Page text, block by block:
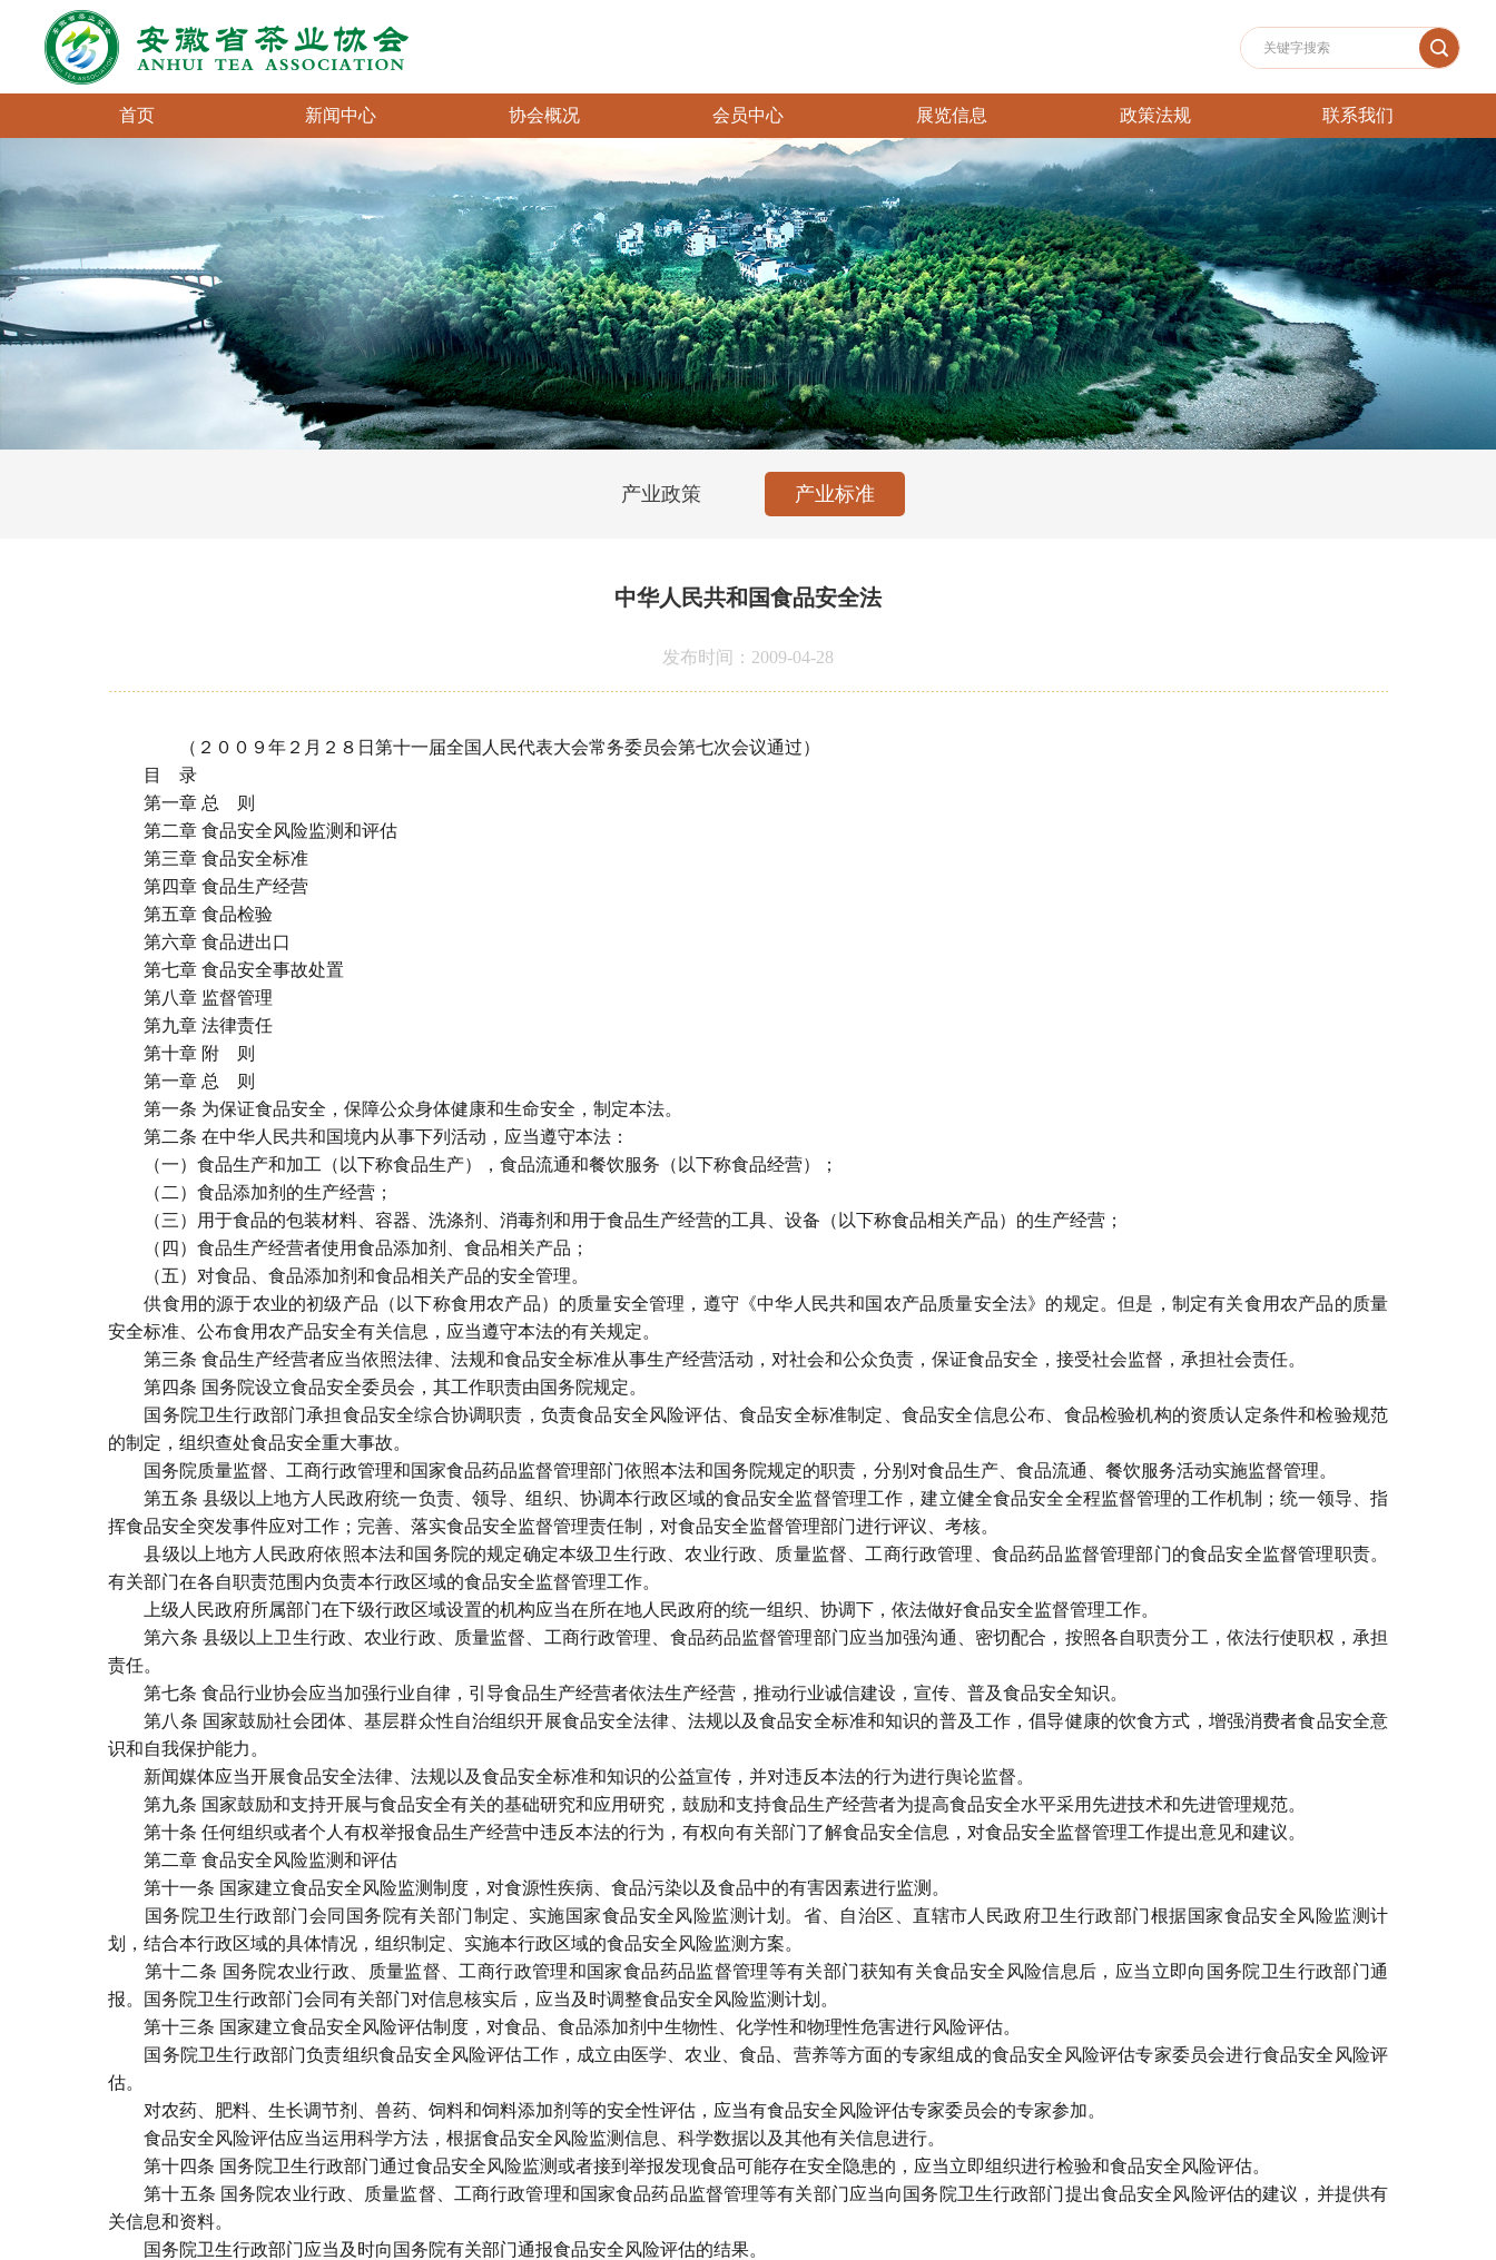
首页 新闻中心 协会概况 会员中心 展览信息 政策法规 联系我们
产业政策 产业标准
中华人民共和国食品安全法
发布时间：2009-04-28
（２００９年２月２８日第十一届全国人民代表大会常务委员会第七次会议通过）
目 录
第一章 总 则
第二章 食品安全风险监测和评估
第三章 食品安全标准
第四章 食品生产经营
第五章 食品检验
第六章 食品进出口
第七章 食品安全事故处置
第八章 监督管理
第九章 法律责任
第十章 附 则
第一章 总 则
第一条 为保证食品安全，保障公众身体健康和生命安全，制定本法。
第二条 在中华人民共和国境内从事下列活动，应当遵守本法：
（一）食品生产和加工（以下称食品生产），食品流通和餐饮服务（以下称食品经营）；
（二）食品添加剂的生产经营；
（三）用于食品的包装材料、容器、洗涤剂、消毒剂和用于食品生产经营的工具、设备（以下称食品相关产品）的生产经营；
（四）食品生产经营者使用食品添加剂、食品相关产品；
（五）对食品、食品添加剂和食品相关产品的安全管理。
供食用的源于农业的初级产品（以下称食用农产品）的质量安全管理，遵守《中华人民共和国农产品质量安全法》的规定。但是，制定有关食用农产品的质量
安全标准、公布食用农产品安全有关信息，应当遵守本法的有关规定。
第三条 食品生产经营者应当依照法律、法规和食品安全标准从事生产经营活动，对社会和公众负责，保证食品安全，接受社会监督，承担社会责任。
第四条 国务院设立食品安全委员会，其工作职责由国务院规定。
国务院卫生行政部门承担食品安全综合协调职责，负责食品安全风险评估、食品安全标准制定、食品安全信息公布、食品检验机构的资质认定条件和检验规范
的制定，组织查处食品安全重大事故。
国务院质量监督、工商行政管理和国家食品药品监督管理部门依照本法和国务院规定的职责，分别对食品生产、食品流通、餐饮服务活动实施监督管理。
第五条 县级以上地方人民政府统一负责、领导、组织、协调本行政区域的食品安全监督管理工作，建立健全食品安全全程监督管理的工作机制；统一领导、指
挥食品安全突发事件应对工作；完善、落实食品安全监督管理责任制，对食品安全监督管理部门进行评议、考核。
县级以上地方人民政府依照本法和国务院的规定确定本级卫生行政、农业行政、质量监督、工商行政管理、食品药品监督管理部门的食品安全监督管理职责。
有关部门在各自职责范围内负责本行政区域的食品安全监督管理工作。
上级人民政府所属部门在下级行政区域设置的机构应当在所在地人民政府的统一组织、协调下，依法做好食品安全监督管理工作。
第六条 县级以上卫生行政、农业行政、质量监督、工商行政管理、食品药品监督管理部门应当加强沟通、密切配合，按照各自职责分工，依法行使职权，承担
责任。
第七条 食品行业协会应当加强行业自律，引导食品生产经营者依法生产经营，推动行业诚信建设，宣传、普及食品安全知识。
第八条 国家鼓励社会团体、基层群众性自治组织开展食品安全法律、法规以及食品安全标准和知识的普及工作，倡导健康的饮食方式，增强消费者食品安全意
识和自我保护能力。
新闻媒体应当开展食品安全法律、法规以及食品安全标准和知识的公益宣传，并对违反本法的行为进行舆论监督。
第九条 国家鼓励和支持开展与食品安全有关的基础研究和应用研究，鼓励和支持食品生产经营者为提高食品安全水平采用先进技术和先进管理规范。
第十条 任何组织或者个人有权举报食品生产经营中违反本法的行为，有权向有关部门了解食品安全信息，对食品安全监督管理工作提出意见和建议。
第二章 食品安全风险监测和评估
第十一条 国家建立食品安全风险监测制度，对食源性疾病、食品污染以及食品中的有害因素进行监测。
国务院卫生行政部门会同国务院有关部门制定、实施国家食品安全风险监测计划。省、自治区、直辖市人民政府卫生行政部门根据国家食品安全风险监测计
划，结合本行政区域的具体情况，组织制定、实施本行政区域的食品安全风险监测方案。
第十二条 国务院农业行政、质量监督、工商行政管理和国家食品药品监督管理等有关部门获知有关食品安全风险信息后，应当立即向国务院卫生行政部门通
报。国务院卫生行政部门会同有关部门对信息核实后，应当及时调整食品安全风险监测计划。
第十三条 国家建立食品安全风险评估制度，对食品、食品添加剂中生物性、化学性和物理性危害进行风险评估。
国务院卫生行政部门负责组织食品安全风险评估工作，成立由医学、农业、食品、营养等方面的专家组成的食品安全风险评估专家委员会进行食品安全风险评
估。
对农药、肥料、生长调节剂、兽药、饲料和饲料添加剂等的安全性评估，应当有食品安全风险评估专家委员会的专家参加。
食品安全风险评估应当运用科学方法，根据食品安全风险监测信息、科学数据以及其他有关信息进行。
第十四条 国务院卫生行政部门通过食品安全风险监测或者接到举报发现食品可能存在安全隐患的，应当立即组织进行检验和食品安全风险评估。
第十五条 国务院农业行政、质量监督、工商行政管理和国家食品药品监督管理等有关部门应当向国务院卫生行政部门提出食品安全风险评估的建议，并提供有
关信息和资料。
国务院卫生行政部门应当及时向国务院有关部门通报食品安全风险评估的结果。